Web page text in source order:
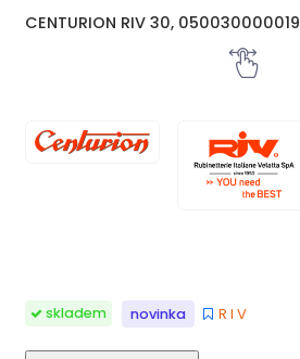
CENTURION RIV 30, 050030000019
skladem novinka R I V